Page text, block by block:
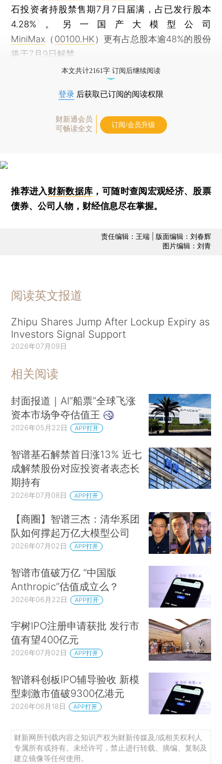
石投资者持股禁售期7月7日届满，占已发行股本
4.28%。另一国产大模型公司
MiniMax （ 00100.HK）更有占总股本逾48%的股份
将于7月9日解禁。
本文共计2161字 订阅后继续阅读
登录 后获取已订阅的阅读权限
财新通会员
可畅读全文
订阅/会员升级
推荐进入财新数据库 ，可随时查阅宏观经济、股票
债券、公司人物，财经信息尽在掌握。
责任编辑：王端 | 版面编辑：刘春辉
图片编辑：刘青
阅读英文报道
Zhipu Shares Jump After Lockup Expiry as
Investors Signal Support
2026年07月09日
相关阅读
封面报道｜AI“船票”全球飞涨
资本市场争夺估值王
2026年05月22日 APP打开
智谱基石解禁首日涨13% 近七
成解禁股份对应投资者表态长
期持有
2026年07月08日 APP打开
【商圈】智谱三杰：清华系团
队如何撑起万亿大模型公司
2026年07月02日 APP打开
智谱市值破万亿 “中国版
Anthropic”估值成立么？
2026年06月22日 APP打开
宇树IPO注册申请获批 发行市
值有望400亿元
2026年07月02日 APP打开
智谱科创板IPO辅导验收 新模
型刺激市值破9300亿港元
2026年06月18日 APP打开
财新网所刊载内容之知识产权为财新传媒及/或相关权利人
专属所有或持有。未经许可，禁止进行转载、摘编、复制及
建立镜像等任何使用。